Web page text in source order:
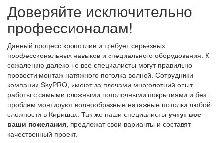
Доверяйте исключительно
профессионалам!
Данный процесс кропотлив и требует серьёзных
профессиональных навыков и специального оборудования. К
сожалению далеко не все специалисты могут правильно
провести монтаж натяжного потолка волной. Сотрудники
компании SkyPRO, имеют за плечами многолетний опыт
работы с самыми сложными потолочными покрытиями и без
проблем монтируют волнообразные натяжные потолки любой
сложности в Киришах. Так же наши специалисты учтут все
ваши пожелания, предложат свои варианты и составят
качественный проект.